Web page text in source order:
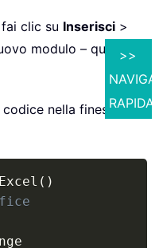
>>
RAPIDA
clic su Inserisci >
modulo – qui
nella finestra del
( )